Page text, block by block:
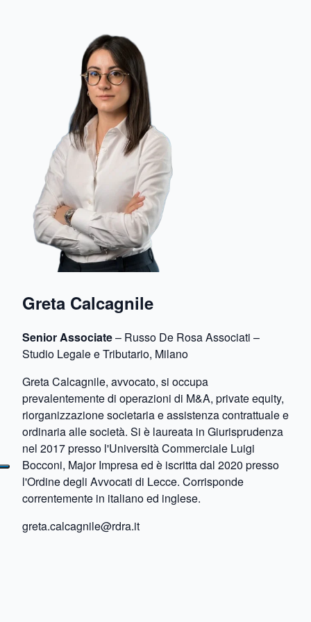
Greta Calcagnile
Senior Associate– Russo De Rosa Associati –
Studio Legale e Tributario, Milano
Greta Calcagnile, avvocato, si occupa
prevalentemente di operazioni di M&A, private equity,
riorganizzazione societaria e assistenza contrattuale e
ordinaria alle società. Si è laureata in Giurisprudenza
nel 2017 presso l'Università Commerciale Luigi
Bocconi, Major Impresa ed è iscritta dal 2020 presso
l'Ordine degli Avvocati di Lecce. Corrisponde
correntemente in italiano ed inglese.
greta.calcagnile@rdra.it